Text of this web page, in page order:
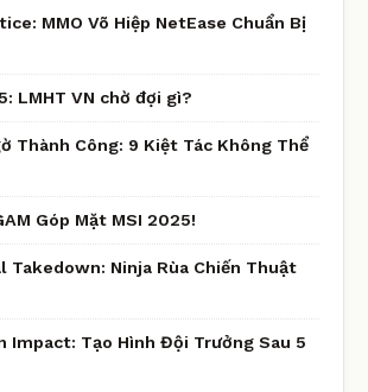
MMO Võ Hiệp NetEase Chuẩn Bị
LMHT VN chờ đợi gì?
Thành Công: 9 Kiệt Tác Không Thể
Góp Mặt MSI 2025!
Takedown: Ninja Rùa Chiến Thuật
Impact: Tạo Hình Đội Trưởng Sau 5